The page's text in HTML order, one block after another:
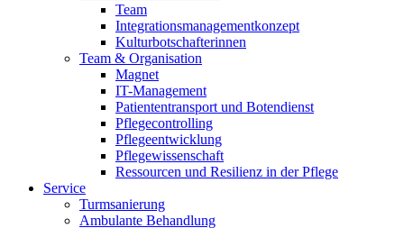
Team
Integrationsmanagementkonzept
Kulturbotschafterinnen
Team & Organisation
Magnet
IT-Management
Patiententransport und Botendienst
Pflegecontrolling
Pflegeentwicklung
Pflegewissenschaft
Ressourcen und Resilienz in der Pflege
Service
Turmsanierung
Ambulante Behandlung